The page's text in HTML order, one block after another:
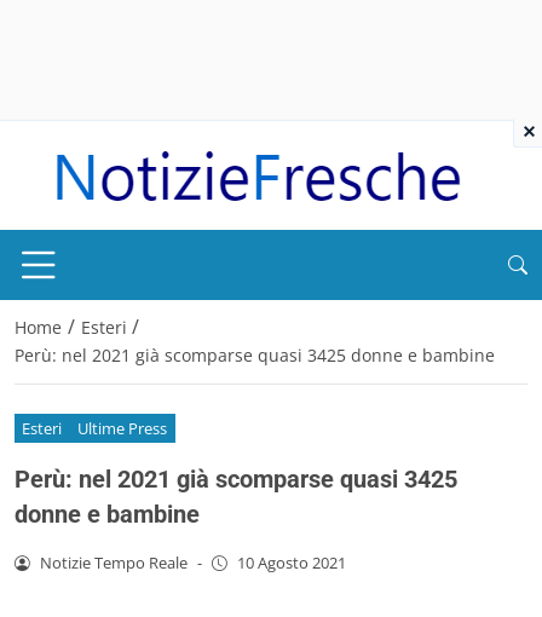
Home / Esteri /
Perù: nel 2021 già scomparse quasi 3425 donne e bambine
Esteri Ultime Press
Perù: nel 2021 già scomparse quasi 3425
donne e bambine
Notizie Tempo Reale - 10 Agosto 2021
×